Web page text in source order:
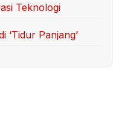
Teknologi
Panjang’